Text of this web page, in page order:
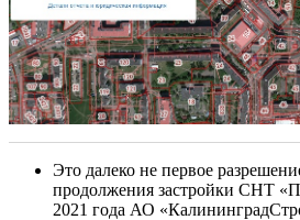
Это далеко не первое
продолжения застройки СНТ
2021 года АО